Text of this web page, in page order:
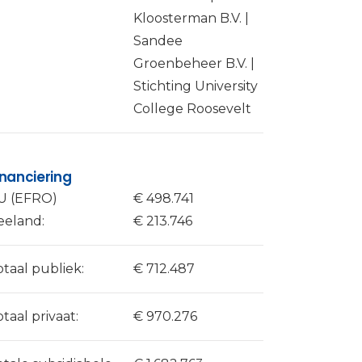
Kloosterman B.V. |
Sandee
Groenbeheer B.V. |
Stichting University
College Roosevelt
(EFRO)
€ 498.741
€ 213.746
publiek: € 712.487
privaat: € 970.276